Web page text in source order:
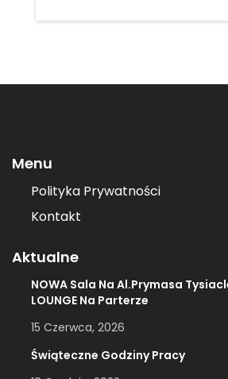
Menu
Polityka Prywatności
Kontakt
Aktualne
NOWA Sala Na Al.Prymasa
LOUNGE Na Parterze
15 Czerwca, 2026
Świąteczne Godziny Pracy